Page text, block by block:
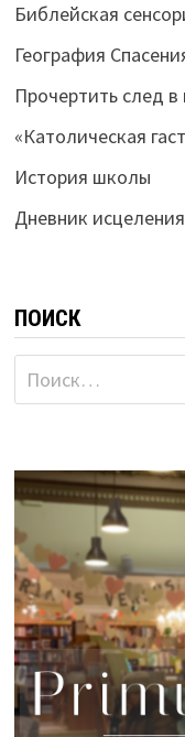
Библейская
География
Прочертить след в
«Католическая
История школы
Дневник исцеления
ПОИСК
Найти: